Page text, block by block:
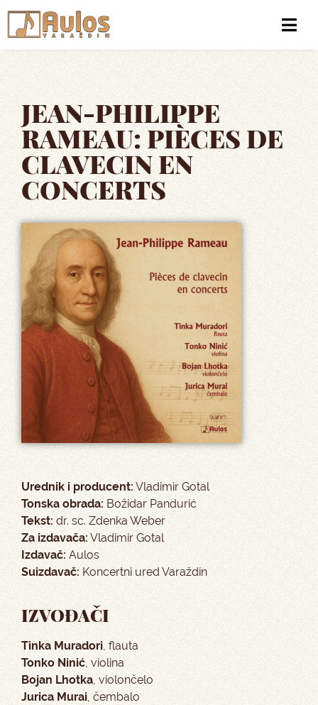
JEAN-PHILIPPE
RAMEAU: PIÈCES DE
CLAVECIN EN
CONCERTS
Urednik i producent: Vladimir Gotal
Tonska obrada: Božidar Pandurić
Tekst: dr. sc. Zdenka Weber
Za izdavača: Vladimir Gotal
Izdavač: Aulos
Suizdavač: Koncertni ured Varaždin
IZVOĐAČI
Tinka Muradori, flauta
Tonko Ninić, violina
Bojan Lhotka, violončelo
Jurica Murai, čembalo